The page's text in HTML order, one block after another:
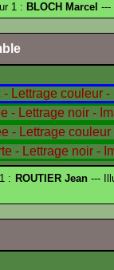
1 : BLOCH Marcel ---
: ROUTIER Jean---